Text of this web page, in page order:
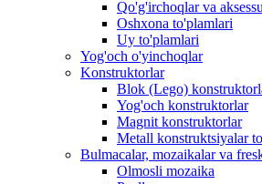
Qo'g'irchoqlar va
Oshxona to'plamlari
Uy to'plamlari
Yog'och o'yinchoqlar
Konstruktorlar
Blok (Lego)
Yog'och konstruktorlar
Magnit konstruktorlar
Metall konstruktsiyalar
Bulmacalar, mozaikalar va
Olmosli mozaika